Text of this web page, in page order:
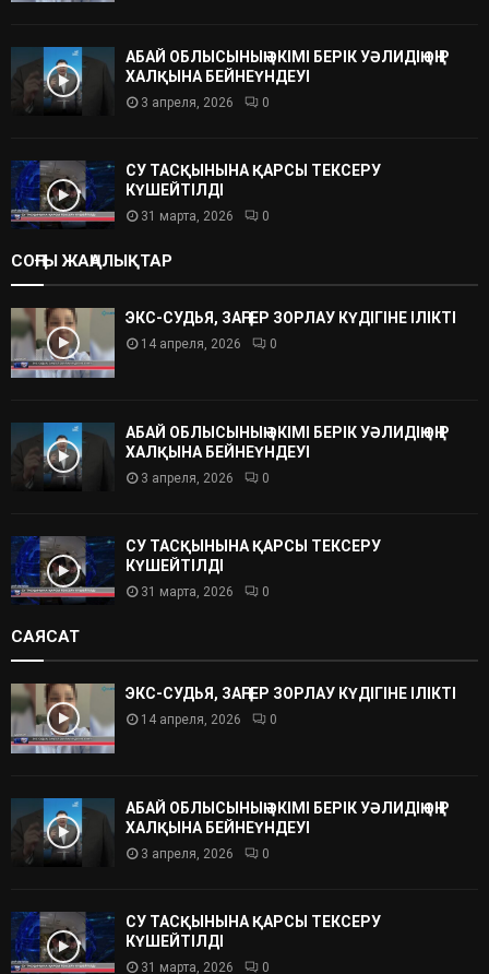
АБАЙ ОБЛЫСЫНЫҢ ӘКІМІ БЕРІК УӘЛИДІҢ ӨҢІР
ХАЛҚЫНА БЕЙНЕҮНДЕУІ
3 апреля, 2026 0
СУ ТАСҚЫНЫНА ҚАРСЫ ТЕКСЕРУ
КҮШЕЙТІЛДІ
31 марта, 2026 0
СОҢҒЫ ЖАҢАЛЫҚТАР
ЭКС-СУДЬЯ, ЗАҢГЕР ЗОРЛАУ КҮДІГІНЕ ІЛІКТІ
14 апреля, 2026 0
АБАЙ ОБЛЫСЫНЫҢ ӘКІМІ БЕРІК УӘЛИДІҢ ӨҢІР
ХАЛҚЫНА БЕЙНЕҮНДЕУІ
3 апреля, 2026 0
СУ ТАСҚЫНЫНА ҚАРСЫ ТЕКСЕРУ
КҮШЕЙТІЛДІ
31 марта, 2026 0
САЯСАТ
ЭКС-СУДЬЯ, ЗАҢГЕР ЗОРЛАУ КҮДІГІНЕ ІЛІКТІ
14 апреля, 2026 0
АБАЙ ОБЛЫСЫНЫҢ ӘКІМІ БЕРІК УӘЛИДІҢ ӨҢІР
ХАЛҚЫНА БЕЙНЕҮНДЕУІ
3 апреля, 2026 0
СУ ТАСҚЫНЫНА ҚАРСЫ ТЕКСЕРУ
КҮШЕЙТІЛДІ
31 марта, 2026 0